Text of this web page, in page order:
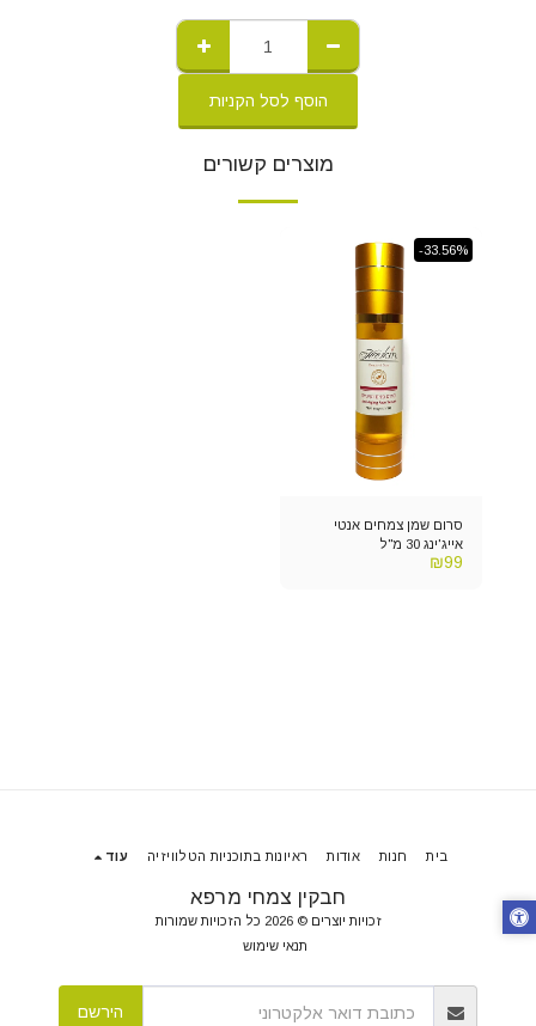
הוסף לסל הקניות
מוצרים קשורים
-33.56%
סרום שמן צמחים אנטי
אייג'ינג 30 מ"ל
₪99
חבקין צמחי מרפא
זכויות יוצרים © 2026 כל הזכויות שמורות
תנאי שימוש
בית חנות אודות ראיונות בתוכניות הטלוויזיה עוד
הירשם